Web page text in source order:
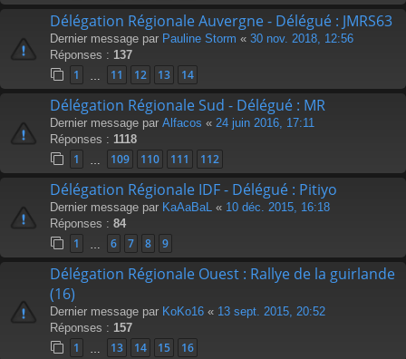
Délégation Régionale Auvergne - Délégué : JMRS63
Dernier message par Pauline Storm « 30 nov. 2018, 12:56
Réponses : 137
1 11 12 13 14
Délégation Régionale Sud - Délégué : MR
Dernier message par Alfacos « 24 juin 2016, 17:11
Réponses : 1118
1 109 110 111 112
Délégation Régionale IDF - Délégué : Pitiyo
Dernier message par KaAaBaL « 10 déc. 2015, 16:18
Réponses : 84
1 6 7 8 9
Délégation Régionale Ouest : Rallye de la guirlande
(16)
Dernier message par KoKo16 « 13 sept. 2015, 20:52
Réponses : 157
1 13 14 15 16